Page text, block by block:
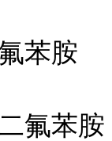
苯胺
氟苯胺